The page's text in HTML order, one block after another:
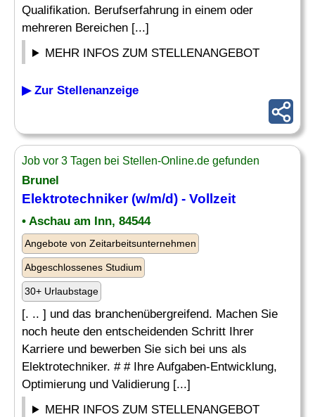
Qualifikation. Berufserfahrung in einem oder
mehreren Bereichen [...]
MEHR INFOS ZUM STELLENANGEBOT
▶ Zur Stellenanzeige
Job vor 3 Tagen bei Stellen-Online.de gefunden
Brunel
Elektrotechniker (w/m/d) - Vollzeit
• Aschau am Inn, 84544
Angebote von Zeitarbeitsunternehmen
Abgeschlossenes Studium
30+ Urlaubstage
[. .. ] und das branchenübergreifend. Machen Sie
noch heute den entscheidenden Schritt Ihrer
Karriere und bewerben Sie sich bei uns als
Elektrotechniker. # # Ihre Aufgaben-Entwicklung,
Optimierung und Validierung [...]
MEHR INFOS ZUM STELLENANGEBOT